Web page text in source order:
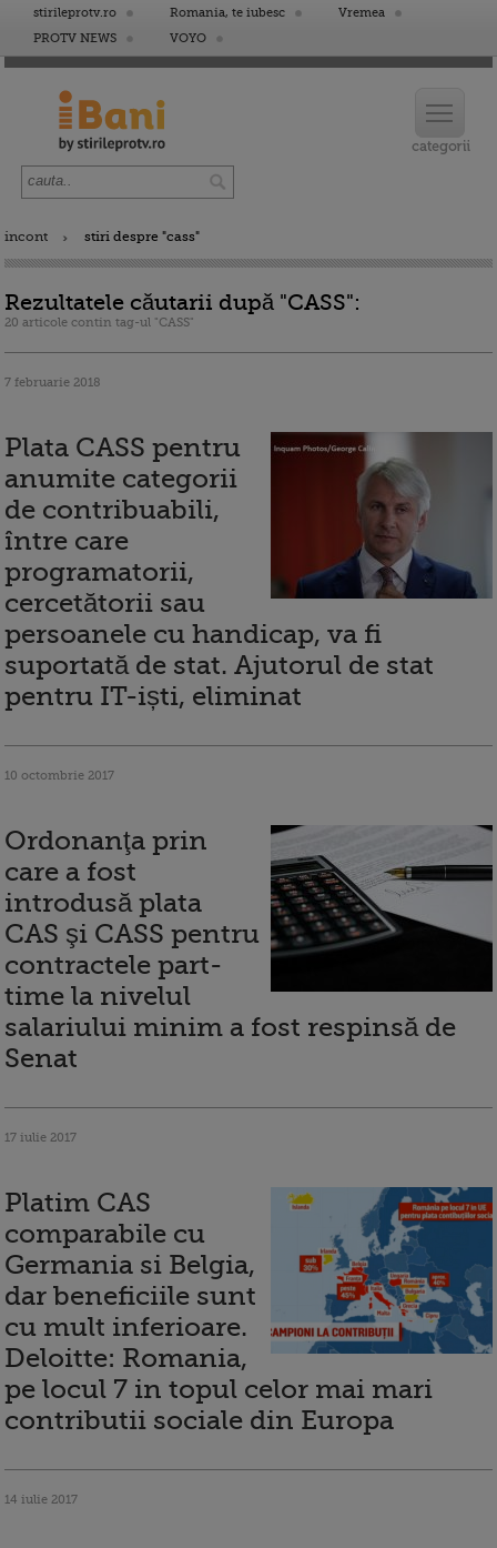
stirileprotv.ro Romania, te iubesc
Vremea
PROTV NEWS
VOYO
incont stiri despre "cass"
Rezultatele căutarii după "CASS":
20 articole contin tag-ul "CASS"
7 februarie 2018
Plata CASS pentru
anumite categorii
de contribuabili,
între care
programatorii,
cercetătorii sau
persoanele cu handicap, va fi
suportată de stat. Ajutorul de stat
pentru IT-iști, eliminat
10 octombrie 2017
Ordonanţa prin
care a fost
introdusă plata
CAS şi CASS pentru
contractele part-
time la nivelul
salariului minim a fost respinsă de
Senat
17 iulie 2017
Platim CAS
comparabile cu
Germania si Belgia,
dar beneficiile sunt
cu mult inferioare.
Deloitte: Romania,
pe locul 7 in topul celor mai mari
contributii sociale din Europa
14 iulie 2017